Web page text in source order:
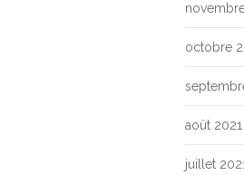
octobre
août 2021
juillet